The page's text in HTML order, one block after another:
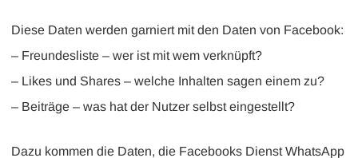
Diese Daten werden garniert mit den Daten von Facebook:
– Freundesliste – wer ist mit wem verknüpft?
– Likes und Shares – welche Inhalten sagen einem zu?
– Beiträge – was hat der Nutzer selbst eingestellt?
Dazu kommen die Daten, die Facebooks Dienst WhatsApp